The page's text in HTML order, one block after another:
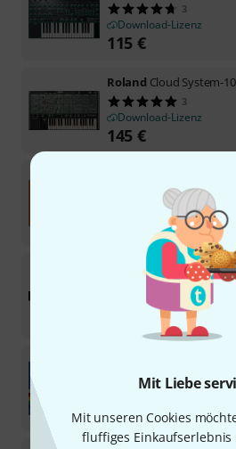
Mit Liebe
Mit unseren Cookies
fluffiges Einkaufserlebnis
3
Download-Lizenz
115 €
Roland Cloud System-
3
Download-Lizenz
145 €
Download-Lizenz
Roland Cloud SRX
Download-Lizenz
229€